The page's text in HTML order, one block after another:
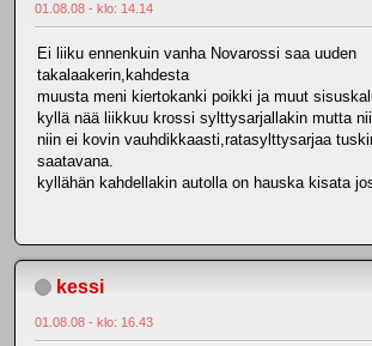
01.08.08 - klo: 14.14
Ei liiku ennenkuin vanha Novarossi saa uuden
takalaakerin,kahdesta
muusta meni kiertokanki poikki ja muut
kyllä nää liikkuu krossi sylttysarjallakin mutta
niin ei kovin vauhdikkaasti,ratasylttysarjaa
saatavana.
kyllähän kahdellakin autolla on hauska kisata
kessi
01.08.08 - klo: 16.43